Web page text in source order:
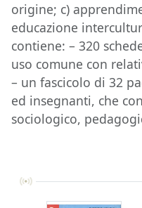
origine; c)
educazione
contiene: – 320
uso comune con
– un fascicolo di 32
ed insegnanti, che
sociologico,